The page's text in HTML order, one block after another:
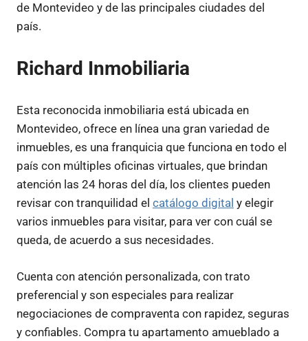
de Montevideo y de las principales ciudades del
país.
Richard Inmobiliaria
Esta reconocida inmobiliaria está ubicada en
Montevideo, ofrece en línea una gran variedad de
inmuebles, es una franquicia que funciona en todo el
país con múltiples oficinas virtuales, que brindan
atención las 24 horas del día, los clientes pueden
revisar con tranquilidad el catálogo digital y elegir
varios inmuebles para visitar, para ver con cuál se
queda, de acuerdo a sus necesidades.
Cuenta con atención personalizada, con trato
preferencial y son especiales para realizar
negociaciones de compraventa con rapidez, seguras
y confiables. Compra tu apartamento amueblado a